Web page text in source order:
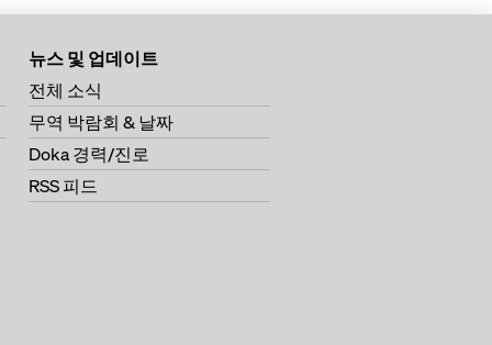
뉴스 및 업데이트
전체 소식
무역 박람회 & 날짜
Doka 경력/진로
RSS 피드